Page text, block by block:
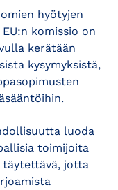
hyötyjen
komissio on
kerätään
kysymyksistä,
luoda
toimijoita
jotta